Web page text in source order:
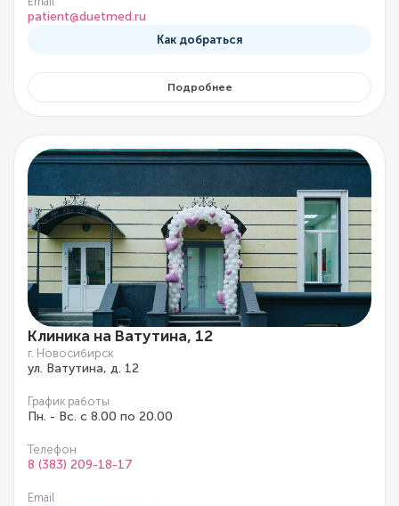
patient@duetmed.ru
Как добраться
Подробнее
Клиника на Ватутина, 12
г. Новосибирск
ул. Ватутина, д. 12
График работы
Пн. - Вс. с 8.00 по 20.00
Телефон
8 (383) 209-18-17
Email